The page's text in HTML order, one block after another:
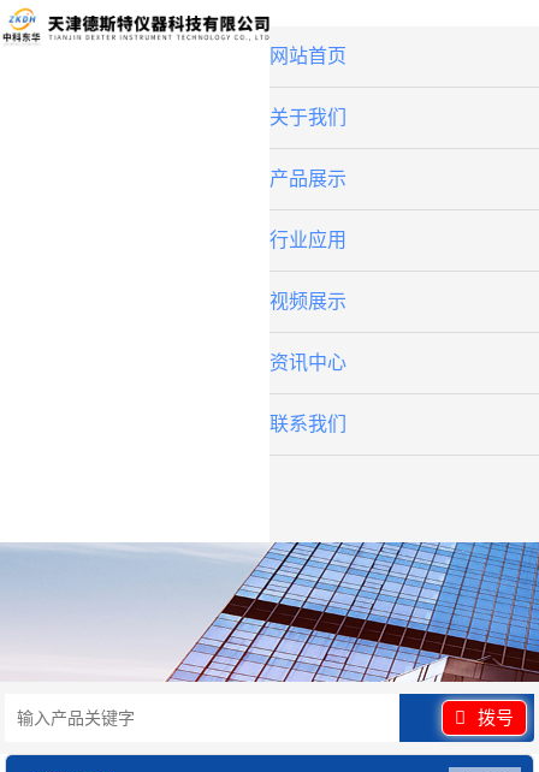
网站首页
关于我们
产品展示
行业应用
视频展示
资讯中心
联系我们
拨号